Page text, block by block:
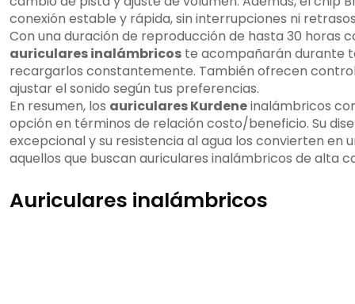
conexión estable y rápida, sin interrupciones ni
Con una duración de reproducción de hasta 30 horas
auriculares inalámbricos te acompañarán durante
recargarlos constantemente. También ofrecen
ajustar el sonido según tus preferencias.
En resumen, los auriculares Kurdeneinalámbricos
opción en términos de relación costo/beneficio. Su
excepcional y su resistencia al agua los convierten en
aquellos que buscan auriculares inalámbricos de alta
Auriculares inalámbricos